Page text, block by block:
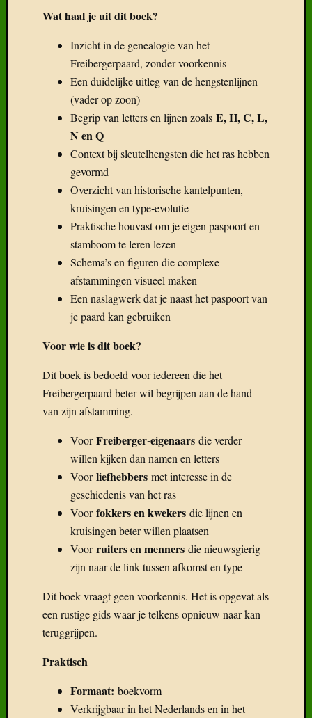
Wat haal je uit dit boek?
Inzicht in de genealogie van het
Freibergerpaard, zonder voorkennis
Een duidelijke uitleg van de hengstenlijnen
(vader op zoon)
Begrip van letters en lijnen zoals E, H, C, L,
N en Q
Context bij sleutelhengsten die het ras hebben
gevormd
Overzicht van historische kantelpunten,
kruisingen en type‑evolutie
Praktische houvast om je eigen paspoort en
stamboom te leren lezen
Schema’s en figuren die complexe
afstammingen visueel maken
Een naslagwerk dat je naast het paspoort van
je paard kan gebruiken
Voor wie is dit boek?
Dit boek is bedoeld voor iedereen die het
Freibergerpaard beter wil begrijpen aan de hand
van zijn afstamming.
VoorFreiberger‑eigenaars die verder
willen kijken dan namen en letters
Voorliefhebbers met interesse in de
geschiedenis van het ras
Voorfokkers en kwekers die lijnen en
kruisingen beter willen plaatsen
Voorruiters en menners die nieuwsgierig
zijn naar de link tussen afkomst en type
Dit boek vraagt geen voorkennis. Het is opgevat als
een rustige gids waar je telkens opnieuw naar kan
teruggrijpen.
Praktisch
Formaat: boekvorm
Verkrijgbaar in het Nederlands en in het